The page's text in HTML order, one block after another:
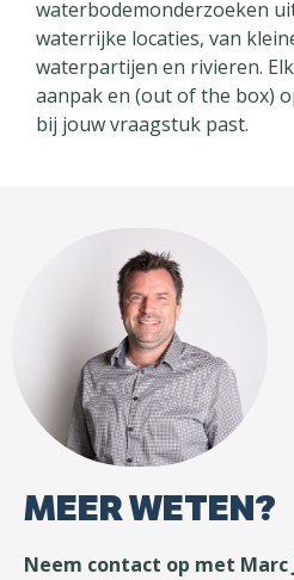
waterbodemonderzoeken
waterrijke locaties, van
waterpartijen en rivieren.
aanpak en (out of the box)
bij jouw vraagstuk past.
MEER WETEN?
Neem contact op met Marc